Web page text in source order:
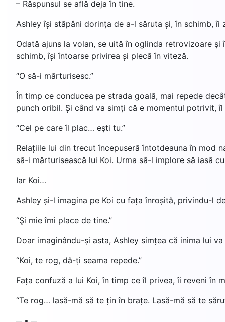
– Răspunsul se află deja în tine.
Ashley își stăpâni dorința de a-l săruta și, în schimb,
Odată ajuns la volan, se uită în oglinda retrovizoare
schimb, își întoarse privirea și plecă în viteză.
“O să-i mărturisesc.”
În timp ce conducea pe strada goală, mai repede
punch oribil. Și când va simți că e momentul potrivit,
“Cel pe care îl plac… ești tu.”
Relațiile lui din trecut începuseră întotdeauna în mod
să-i mărturisească lui Koi. Urma să-l implore să iasă
Iar Koi…
Ashley și-l imagina pe Koi cu fața înroșită, privindu-l
“Şi mie îmi place de tine.”
Doar imaginându-și asta, Ashley simțea că inima lui
“Koi, te rog, dă-ți seama repede.”
Fața confuză a lui Koi, în timp ce îl privea, îi reveni în
“Te rog… lasă-mă să te țin în brațe. Lasă-mă să te